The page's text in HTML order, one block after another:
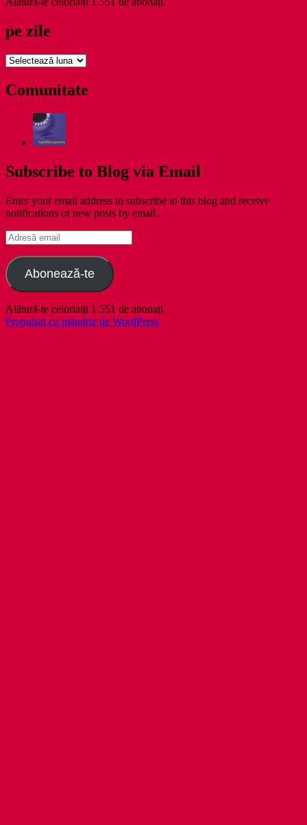
pe zile
pe
Comunitate
Subscribe to Blog via Email
Enter your email address to subscribe to this blog and receive
notifications of new posts by email.
Adresă
email
Abonează-te
Alătură-te celorlalți 1.551 de abonați.
Propulsat cu mândrie de WordPress